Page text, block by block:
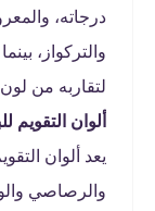
درجاته،
والتركواز،
لتقاربه من
ألوان التقويم
يعد ألوان
والرصاصي